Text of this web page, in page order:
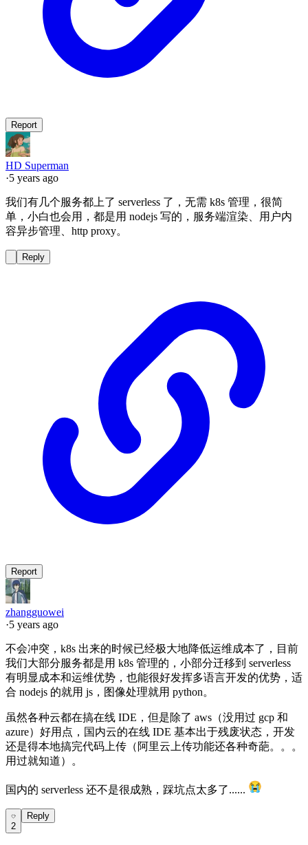
Report
HD Superman
·5 years ago
我们有几个服务都上了 serverless 了，无需 k8s 管理，很简
单，小白也会用，都是用 nodejs 写的，服务端渲染、用户内
容异步管理、http proxy。
Reply
Report
zhangguowei
·5 years ago
不会冲突，k8s 出来的时候已经极大地降低运维成本了，目前
我们大部分服务都是用 k8s 管理的，小部分迁移到 serverless
有明显成本和运维优势，也能很好发挥多语言开发的优势，适
合 nodejs 的就用 js，图像处理就用 python。
虽然各种云都在搞在线 IDE，但是除了 aws（没用过 gcp 和
azure）好用点，国内云的在线 IDE 基本出于残废状态，开发
还是得本地搞完代码上传（阿里云上传功能还各种奇葩。。。
用过就知道）。
国内的 serverless 还不是很成熟，踩坑点太多了......
2
Reply